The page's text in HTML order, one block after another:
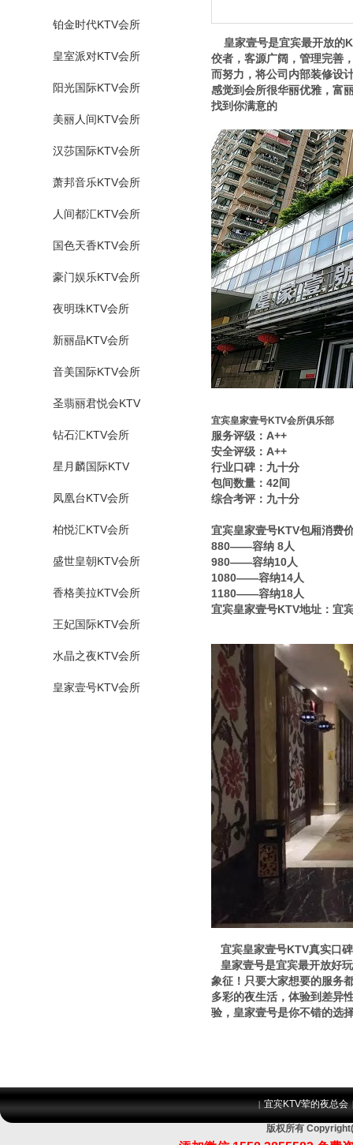
铂金时代KTV会所
皇室派对KTV会所
阳光国际KTV会所
美丽人间KTV会所
汉莎国际KTV会所
萧邦音乐KTV会所
人间都汇KTV会所
国色天香KTV会所
豪门娱乐KTV会所
夜明珠KTV会所
新丽晶KTV会所
音美国际KTV会所
圣翡丽君悦会KTV
钻石汇KTV会所
星月麟国际KTV
凤凰台KTV会所
柏悦汇KTV会所
盛世皇朝KTV会所
香格美拉KTV会所
王妃国际KTV会所
水晶之夜KTV会所
皇家壹号KTV会所
皇家壹号是宜宾最开放的
佼者，客源广阔，管理完善
而努力，将公司内部装修设
感觉到会所很华丽优雅，富
找到你满意的
宜宾皇家壹号KTV会所俱乐部
服务评级：A++
安全评级：A++
行业口碑：九十分
包间数量：42间
综合考评：九十分
宜宾皇家壹号KTV包厢消费
880——容纳 8人
980——容纳10人
1080——容纳14人
1180——容纳18人
宜宾皇家壹号KTV地址：宜
宜宾皇家壹号KTV真实口
皇家壹号是宜宾最开放好
象征！只要大家想要的服务
多彩的夜生活，体验到差异
验，皇家壹号是你不错的选
|宜宾KTV荤的夜总会
版权所有